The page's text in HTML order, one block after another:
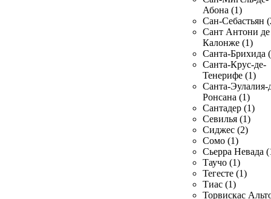
Абона (1)
Сан-Себастьян
Сант Антони де
Калонже (1)
Санта-Брихида
Санта-Крус-де-
Тенерифе (1)
Санта-Эулалия-
Ронсана (1)
Сантадер (1)
Севилья (1)
Сиджес (2)
Сомо (1)
Сьерра Невада
Таучо (1)
Тегесте (1)
Тиас (1)
Торвискас